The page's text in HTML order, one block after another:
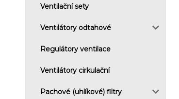
Ventilační sety
Ventilátory odtahové
Regulátory ventilace
Ventilátory cirkulační
Pachové (uhlíkové) filtry